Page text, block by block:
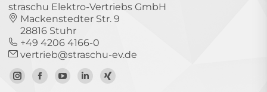
straschu Elektro-Vertriebs GmbH
Mackenstedter Str. 9
28816 Stuhr
+49 4206 4166-0
vertrieb@straschu-ev.de
ZumZur
ZumZumZum